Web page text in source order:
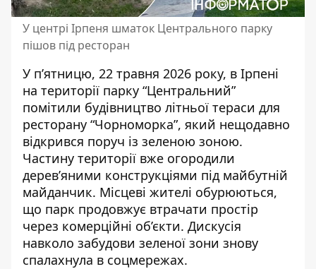
У центрі Ірпеня шматок Центрального парку
пішов під ресторан
У п’ятницю, 22 травня 2026 року, в Ірпені
на території парку “Центральний”
помітили будівництво літньої тераси для
ресторану “Чорноморка”, який нещодавно
відкрився поруч із зеленою зоною.
Частину території вже огородили
дерев’яними конструкціями під майбутній
майданчик. Місцеві жителі обурюються,
що парк продовжує втрачати простір
через комерційні об’єкти. Дискусія
навколо забудови зеленої зони знову
спалахнула в соцмережах.